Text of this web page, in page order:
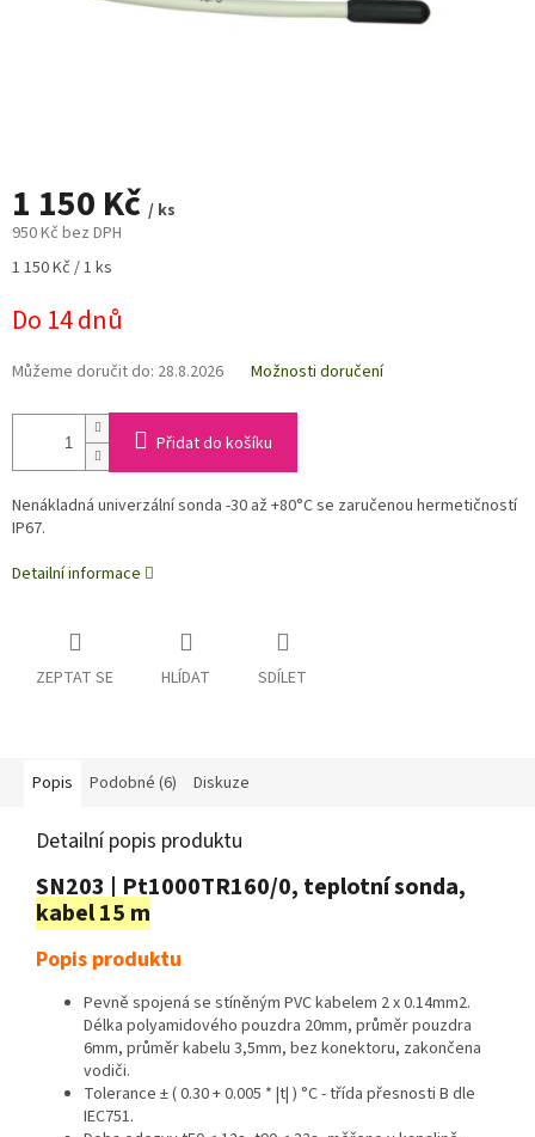
1 150 Kč / ks
950 Kč bez DPH
Měrná
1 150 Kč / 1 ks
Do 14 dnů
Můžeme doručit do: 28.8.2026 Možnosti doručení
Přidat do košíku
Nenákladná univerzální sonda -30 až +80°C se zaručenou hermetičností
IP67.
Detailní informace
ZEPTAT SE HLÍDAT SDÍLET
Popis Podobné (6) Diskuze
Detailní popis produktu
SN203 | Pt1000TR160/0, teplotní sonda,
kabel 15 m
Popis produktu
Pevně spojená se stíněným PVC kabelem 2 x 0.14mm2.
Délka polyamidového pouzdra 20mm, průměr pouzdra
6mm, průměr kabelu 3,5mm, bez konektoru, zakončena
vodiči.
Tolerance ± ( 0.30 + 0.005 * |t| ) °C - třída přesnosti B dle
IEC751.